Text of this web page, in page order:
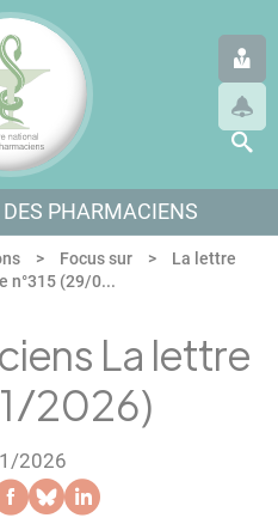
PHARMACIENS
Focus sur
La lettre
n°315 (29/0...
La lettre
2026)
2026
par e-mail
sur
Partager sur
Partager sur